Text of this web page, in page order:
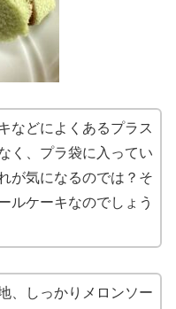
などによくあるプラス
く、プラ袋に入ってい
が気になるのでは？そ
ルケーキなのでしょう
、しっかりメロンソー